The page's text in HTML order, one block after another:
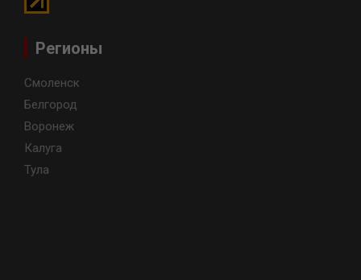
Регионы
Смоленск
Белгород
Воронеж
Калуга
Тула